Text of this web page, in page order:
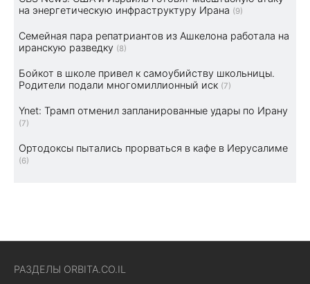
на энергетическую инфраструктуру Ирана (9)
Семейная пара репатриантов из Ашкелона работала на
иранскую разведку (8)
Бойкот в школе привел к самоубийству школьницы.
Родители подали многомиллионный иск (7)
Ynet: Трамп отменил запланированные удары по Ирану
(7)
Ортодоксы пытались прорваться в кафе в Иерусалиме
(6)
РАЗДЕЛЫ ORBITA.CO.IL